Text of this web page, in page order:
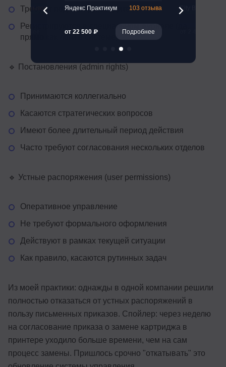
Требуют подписи руководителя
Регистрируются в специальном журнале (да,
прямо как логи в системе)
🔹 Постановления (admin rights)
Принимаются коллегиально
Касаются стратегических вопросов
Имеют более длительный период действия
Часто требуют согласования нескольких отделов
🔹 Устные распоряжения (user permissions)
Оперативное управление
Не требуют формального оформления
Действуют в рамках текущей ситуации
Как правило, касаются рутинных задач
Из моей практики: однажды в одной компании решили
полностью отказаться от устных распоряжений в
пользу письменных приказов. Спойлер: через неделю
на согласование приказа о замене картриджа в
принтере уходило больше времени, чем на сам
процесс замены. Пришлось срочно "откатывать" это
47 отзывов
Подробнее
Яндекс Практикум 103 отзыва
от 22 500 ₽ Подробнее
City Business